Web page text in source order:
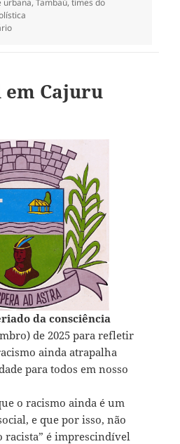
em O futebol em Serrana (SP)
Cajuru
da consciência
de 2025 para refletir
ainda atrapalha
para todos em nosso
o racismo ainda é um
e que por isso, não
racista” é imprescindível